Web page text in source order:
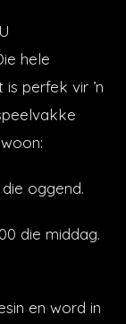
hele
perfek vir ’n
oggend.
die middag.
en word in